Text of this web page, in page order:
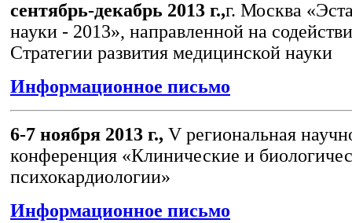
сентябрь-декабрь 2013 г.,г. Москва
науки - 2013», направленной на
Стратегии развития медицинской науки
Информационное письмо
6-7 ноября 2013 г., V региональная
конференция «Клинические и
психокардиологии»
Информационное письмо